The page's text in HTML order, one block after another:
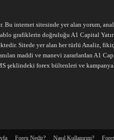
Bu internet sitesinde yer alan yorum,
grafiklerin doğruluğu A1 Capital
Sitede yer alan her türlü Analiz,
maddi ve manevi zararlardan A1
şeklindeki forex bültenleri ve
Forex Nedir? Nasıl Kullanırım?